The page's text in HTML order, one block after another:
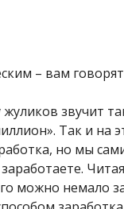
– вам
звучит
Так и на
но мы
можно немало